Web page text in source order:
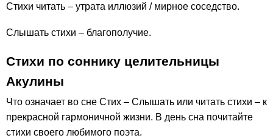
Стихи читать – утрата иллюзий / мирное соседство.
Слышать стихи – благополучие.
Стихи по соннику целительницы
Акулины
Что означает во сне Стих – Слышать или читать стихи – к
прекрасной гармоничной жизни. В день сна почитайте
стихи своего любимого поэта.